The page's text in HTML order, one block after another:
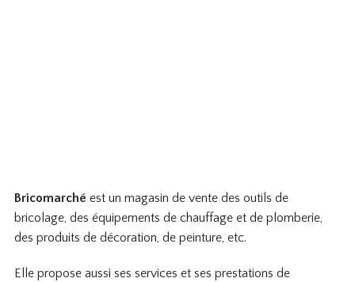
Bricomarché est un magasin de vente des outils de
bricolage, des équipements de chauffage et de plomberie,
des produits de décoration, de peinture, etc.
Elle propose aussi ses services et ses prestations de